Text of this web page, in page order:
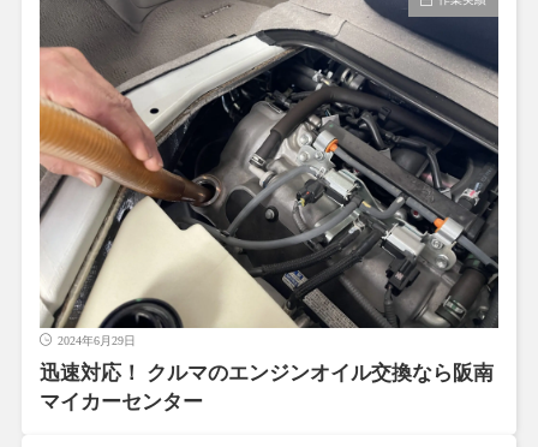
2024年6月29日
迅速対応！ クルマのエンジンオイル交換なら阪南
マイカーセンター